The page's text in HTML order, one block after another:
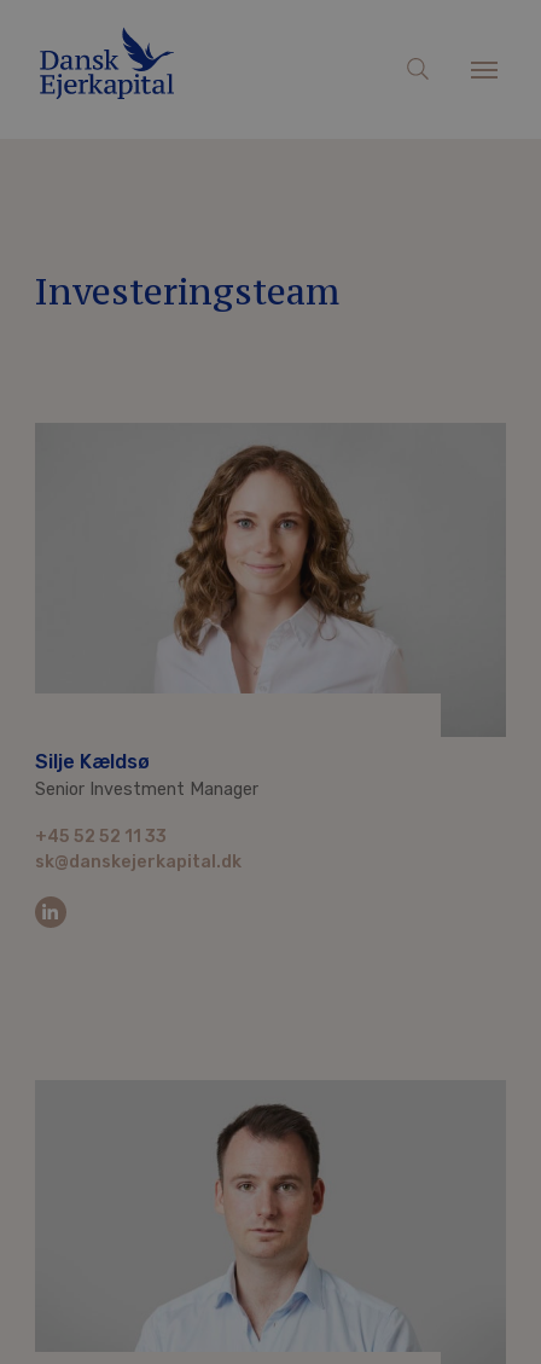
Investeringsteam
Silje Kældsø
Senior Investment Manager
+45 52 52 11 33
sk@danskejerkapital.dk